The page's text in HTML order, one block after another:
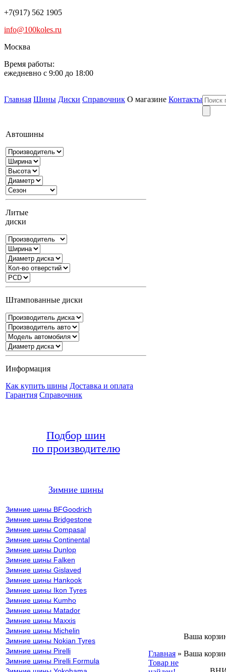
+7(917) 562 1905
info@100koles.ru
Москва
Время работы:
ежедневно с 9:00 до 18:00
Главная Шины Диски Справочник О магазине Контакты
Автошины
Литые
диски
Штампованные диски
Информация
Как купить шины Доставка и оплата
Гарантия Справочник
Подбор шин
по производителю
Зимние шины
Зимние шины BFGoodrich
Зимние шины Bridgestone
Зимние шины Compasal
Зимние шины Continental
Зимние шины Dunlop
Зимние шины Falken
Зимние шины Gislaved
Зимние шины Hankook
Зимние шины Ikon Tyres
Зимние шины Kumho
Зимние шины Matador
Зимние шины Maxxis
Зимние шины Michelin
Зимние шины Nokian Tyres
Зимние шины Pirelli
Зимние шины Pirelli Formula
Главная »
Товар не
Ваша
Ваша